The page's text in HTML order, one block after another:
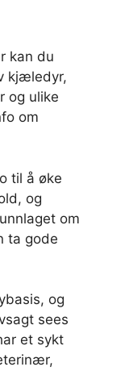
kan du
kjæledyr,
og ulike
om
til å øke
og
om
ta gode
og
sees
et sykt